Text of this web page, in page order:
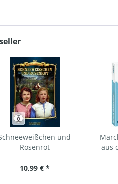
und
Rosenrot
10,99 € *
aus